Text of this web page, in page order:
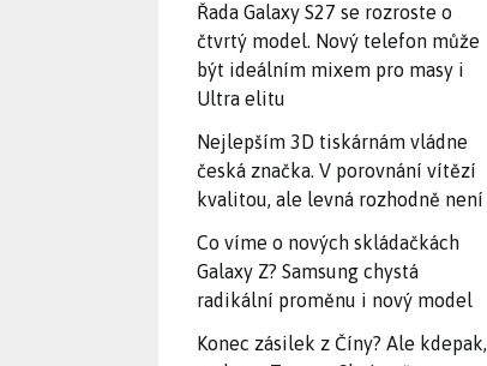
Řada Galaxy S27 se rozroste o
čtvrtý model. Nový telefon může
být ideálním mixem pro masy i
Ultra elitu
Nejlepším 3D tiskárnám vládne
česká značka. V porovnání vítězí
kvalitou, ale levná rozhodně není
Co víme o nových skládačkách
Galaxy Z? Samsung chystá
radikální proměnu i nový model
Konec zásilek z Číny? Ale kdepak,